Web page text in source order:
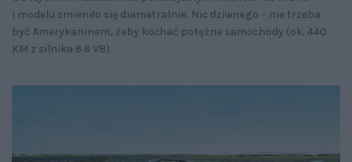
i modelu zmieniło się diametralnie. Nic dziwnego – nie trzeba
być Amerykaninem, żeby kochać potężne samochody (ok. 440
KM z silnika 6.6 V8).